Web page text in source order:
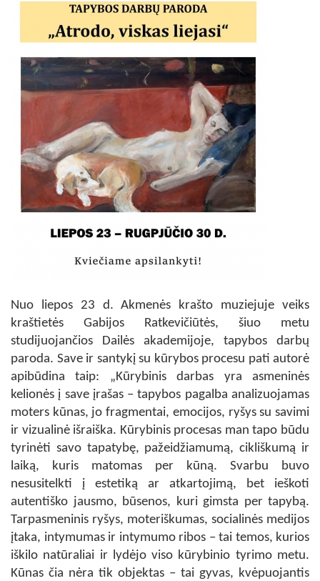
Nuo liepos 23 d. Akmenės krašto muziejuje veiks
kraštietės Gabijos Ratkevičiūtės, šiuo metu
studijuojančios Dailės akademijoje, tapybos darbų
paroda. Save ir santykį su kūrybos procesu pati autorė
apibūdina taip: „Kūrybinis darbas yra asmeninės
kelionės į save įrašas – tapybos pagalba analizuojamas
moters kūnas, jo fragmentai, emocijos, ryšys su savimi
ir vizualinė išraiška. Kūrybinis procesas man tapo būdu
tyrinėti savo tapatybę, pažeidžiamumą, cikliškumą ir
laiką, kuris matomas per kūną. Svarbu buvo
nesusitelkti į estetiką ar atkartojimą, bet ieškoti
autentiško jausmo, būsenos, kuri gimsta per tapybą.
Tarpasmeninis ryšys, moteriškumas, socialinės medijos
įtaka, intymumas ir intymumo ribos – tai temos, kurios
iškilo natūraliai ir lydėjo viso kūrybinio tyrimo metu.
Kūnas čia nėra tik objektas – tai gyvas, kvėpuojantis